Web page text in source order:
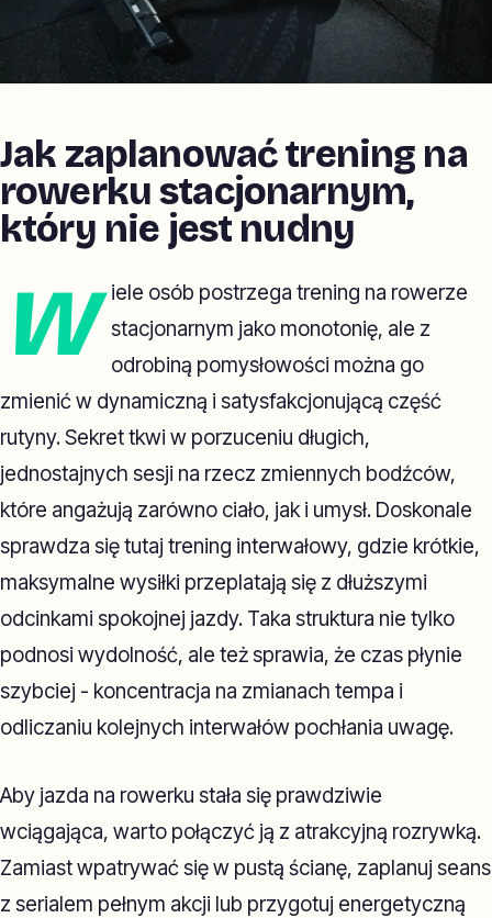
Jak zaplanować trening na
rowerku stacjonarnym,
który nie jest nudny
W
iele osób postrzega trening na rowerze
stacjonarnym jako monotonię, ale z
odrobiną pomysłowości można go
zmienić w dynamiczną i satysfakcjonującą część
rutyny. Sekret tkwi w porzuceniu długich,
jednostajnych sesji na rzecz zmiennych bodźców,
które angażują zarówno ciało, jak i umysł. Doskonale
sprawdza się tutaj trening interwałowy, gdzie krótkie,
maksymalne wysiłki przeplatają się z dłuższymi
odcinkami spokojnej jazdy. Taka struktura nie tylko
podnosi wydolność, ale też sprawia, że czas płynie
szybciej - koncentracja na zmianach tempa i
odliczaniu kolejnych interwałów pochłania uwagę.
Aby jazda na rowerku stała się prawdziwie
wciągająca, warto połączyć ją z atrakcyjną rozrywką.
Zamiast wpatrywać się w pustą ścianę, zaplanuj seans
z serialem pełnym akcji lub przygotuj energetyczną